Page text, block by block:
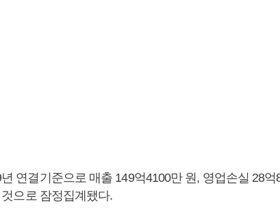
연결기준으로 매출 149억4100만 원, 영업손실 28
으로 잠정집계됐다.